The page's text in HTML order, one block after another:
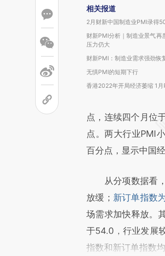
相关报道
2月财新中国制造业PMI录得
财新PMI分析｜制造业景气再
压力仍大
财新PMI：制造业需求强劲恢
无惧PMI的短期下行
香港2022年开局经济萎缩 1
点，连续四个月位
点。两大行业PMI
百分点，显示中国
从分项数据看，
放缓； 新订单指数
场需求加快释放。
于54.0，行业发展
指数和新订单指数